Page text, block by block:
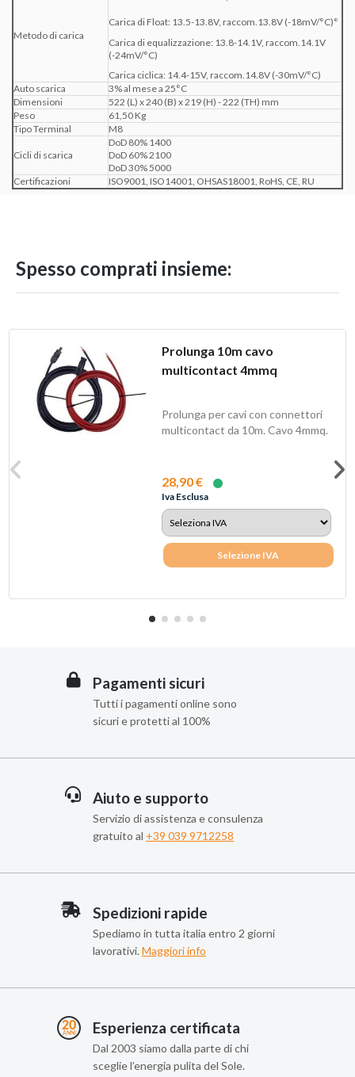
Metodo di carica
Carica di Float: 13.5-13.8V, raccom.13.8V (-18mV/°C)°
Carica di equalizzazione: 13.8-14.1V, raccom.14.1V
(-24mV/°C)
Carica ciclica: 14.4-15V, raccom.14.8V (-30mV/°C)
Auto scarica
3% al mese a 25°C
Dimensioni
522 (L) x 240 (B) x 219 (H) - 222 (TH) mm
Peso
61,50 Kg
Tipo Terminal
M8
Cicli di scarica
DoD 80% 1400
DoD 60% 2100
DoD 30% 5000
Certificazioni
ISO9001, ISO14001, OHSAS18001, RoHS, CE, RU
Spesso comprati insieme:
Prolunga 10m cavo
multicontact 4mmq
Prolunga per cavi con connettori
multicontact da 10m. Cavo 4mmq.
28,90 €
Iva Esclusa
Selezione IVA
Pagamenti sicuri
Tutti i pagamenti online sono
sicuri e protetti al 100%
Aiuto e supporto
Servizio di assistenza e consulenza
gratuito al +39 039 9712258
Spedizioni rapide
Spediamo in tutta italia entro 2 giorni
lavorativi. Maggiori info
Esperienza certificata
Dal 2003 siamo dalla parte di chi
sceglie l’energia pulita del Sole.